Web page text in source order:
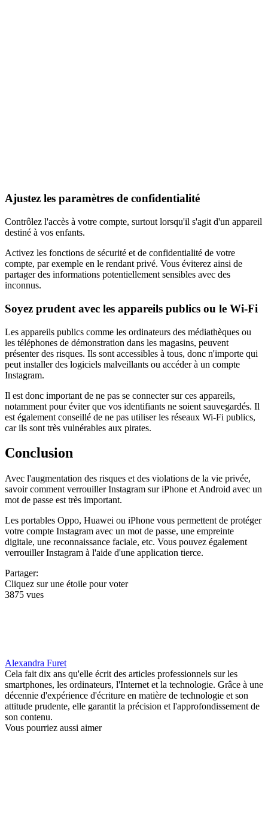
Ajustez les paramètres de confidentialité
Contrôlez l'accès à votre compte, surtout lorsqu'il s'agit d'un appareil
destiné à vos enfants.
Activez les fonctions de sécurité et de confidentialité de votre
compte, par exemple en le rendant privé. Vous éviterez ainsi de
partager des informations potentiellement sensibles avec des
inconnus.
Soyez prudent avec les appareils publics ou le Wi-Fi
Les appareils publics comme les ordinateurs des médiathèques ou
les téléphones de démonstration dans les magasins, peuvent
présenter des risques. Ils sont accessibles à tous, donc n'importe qui
peut installer des logiciels malveillants ou accéder à un compte
Instagram.
Il est donc important de ne pas se connecter sur ces appareils,
notamment pour éviter que vos identifiants ne soient sauvegardés. Il
est également conseillé de ne pas utiliser les réseaux Wi-Fi publics,
car ils sont très vulnérables aux pirates.
Conclusion
Avec l'augmentation des risques et des violations de la vie privée,
savoir comment verrouiller Instagram sur iPhone et Android avec un
mot de passe est très important.
Les portables Oppo, Huawei ou iPhone vous permettent de protéger
votre compte Instagram avec un mot de passe, une empreinte
digitale, une reconnaissance faciale, etc. Vous pouvez également
verrouiller Instagram à l'aide d'une application tierce.
Partager:
Cliquez sur une étoile pour voter
3875 vues
Alexandra Furet
Cela fait dix ans qu'elle écrit des articles professionnels sur les
smartphones, les ordinateurs, l'Internet et la technologie. Grâce à une
décennie d'expérience d'écriture en matière de technologie et son
attitude prudente, elle garantit la précision et l'approfondissement de
son contenu.
Vous pourriez aussi aimer